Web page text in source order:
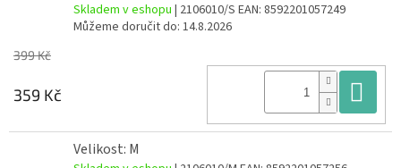
Skladem v eshopu | 2106010/S EAN: 8592201057249
Můžeme doručit do: 14.8.2026
399 Kč
359 Kč
Velikost: M